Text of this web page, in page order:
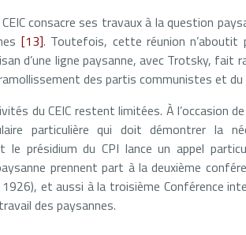
consacre ses travaux à la question
[13]. Toutefois, cette réunion
d’une ligne paysanne, avec Trotsky, fait
des partis communistes et
du CEIC restent limitées. À l’occasion
particulière qui doit démontrer la
le présidium du CPI lance un appel
prennent part à la deuxième
et aussi à la troisième Conférence
des paysannes.